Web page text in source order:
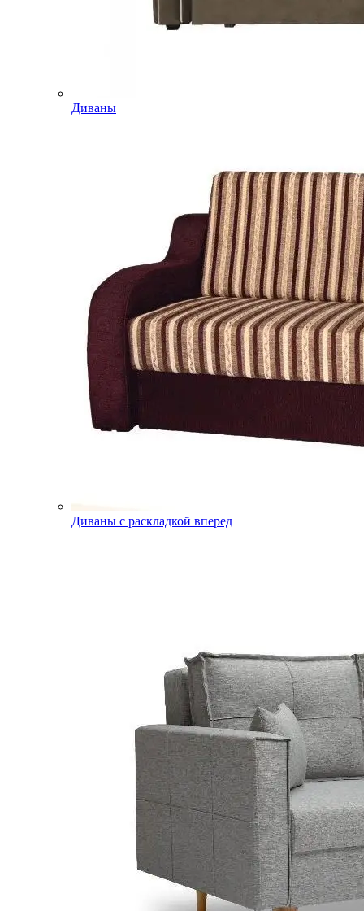
Диваны
Диваны с раскладкой вперед